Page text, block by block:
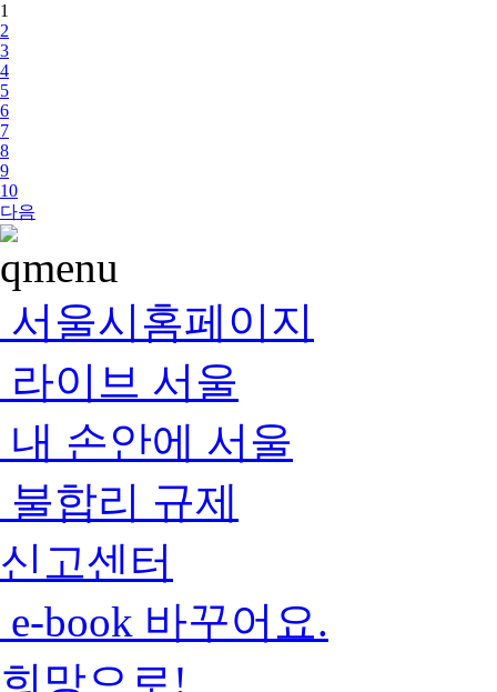
1
2
3
4
5
6
7
8
9
10
다음
서울시홈페이지
라이브 서울
내 손안에 서울
불합리 규제
신고센터
e-book 바꾸어요.
희망으로!